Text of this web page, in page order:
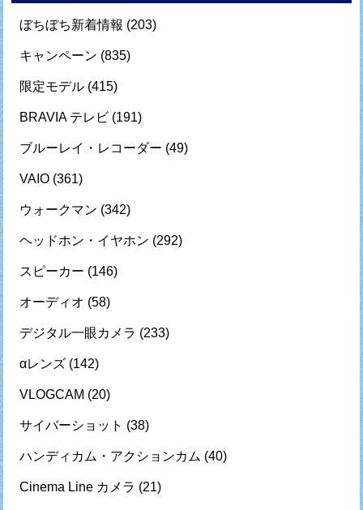
ぼちぼち新着情報 (203)
キャンペーン (835)
限定モデル (415)
BRAVIA テレビ (191)
ブルーレイ・レコーダー (49)
VAIO (361)
ウォークマン (342)
ヘッドホン・イヤホン (292)
スピーカー (146)
オーディオ (58)
デジタル一眼カメラ (233)
αレンズ (142)
VLOGCAM (20)
サイバーショット (38)
ハンディカム・アクションカム (40)
Cinema Line カメラ (21)